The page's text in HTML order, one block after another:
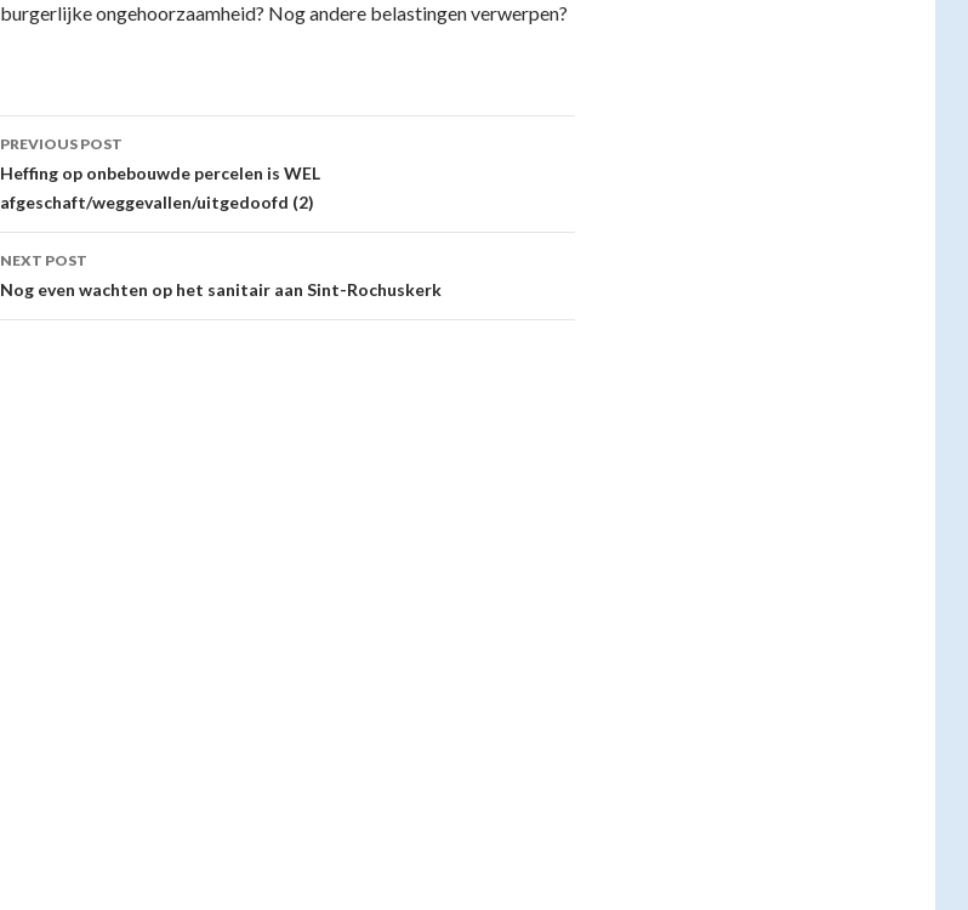
burgerlijke ongehoorzaamheid? Nog andere belastingen verwerpen?
Post
navigation
PREVIOUS POST
Heffing op onbebouwde percelen is WEL
afgeschaft/weggevallen/uitgedoofd (2)
NEXT POST
Nog even wachten op het sanitair aan Sint-Rochuskerk